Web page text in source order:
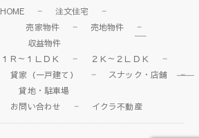
HOME
注文住宅
売家物件
売地物件
収益物件
１Ｒ～１ＬＤＫ
２Ｋ～２ＬＤＫ
貸家（一戸建て）
スナック・店舗
貸地・駐車場
お問い合わせ イクラ不動産